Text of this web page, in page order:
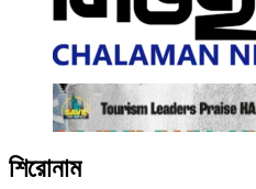
শিরোনাম